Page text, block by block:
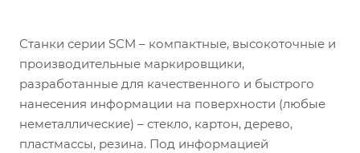
Станки серии SСM – компактные, высокоточные и
производительные маркировщики,
разработанные для качественного и быстрого
нанесения информации на поверхности (любые
неметаллические) – стекло, картон, дерево,
пластмассы, резина. Под информацией